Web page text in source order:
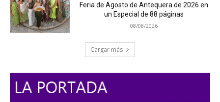
Feria de Agosto de Antequera de 2026 en
un Especial de 88 páginas
08/08/2026
Cargar más